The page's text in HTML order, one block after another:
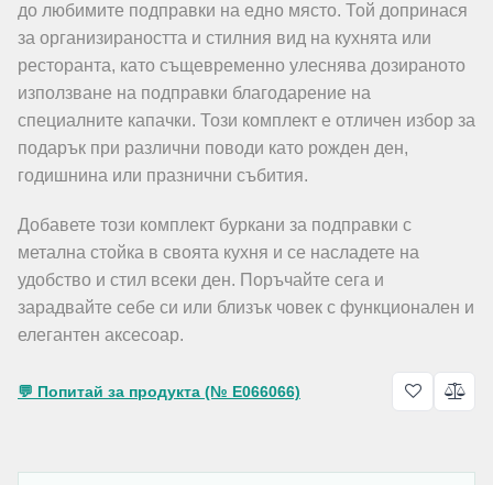
до любимите подправки на едно място. Той допринася
за организираността и стилния вид на кухнята или
ресторанта, като същевременно улеснява дозираното
използване на подправки благодарение на
специалните капачки. Този комплект е отличен избор за
подарък при различни поводи като рожден ден,
годишнина или празнични събития.
Добавете този комплект буркани за подправки с
метална стойка в своята кухня и се насладете на
удобство и стил всеки ден. Поръчайте сега и
зарадвайте себе си или близък човек с функционален и
елегантен аксесоар.
💬 Попитай за продукта (№ E066066)